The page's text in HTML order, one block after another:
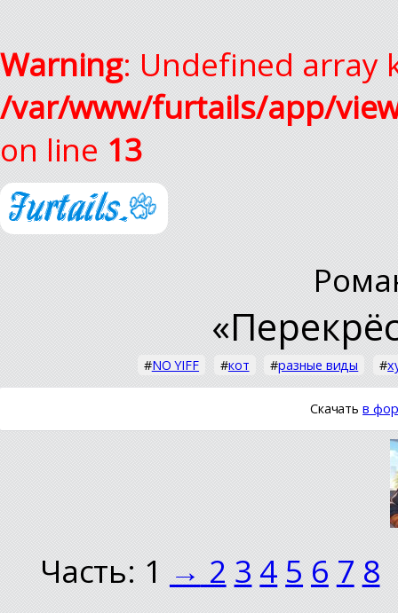
Warning: Undefined array
/var/www/furtails/app/
on line 13
#NO YIFF #кот #разные виды #
Скачатьв
Часть: 1 → 2 3 4 5 6 7 8